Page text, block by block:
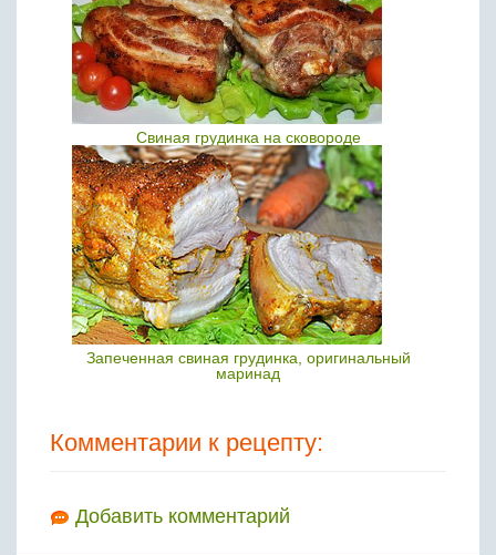
Свиная грудинка на сковороде
Запеченная свиная грудинка, оригинальный
маринад
Комментарии к рецепту:
Добавить комментарий